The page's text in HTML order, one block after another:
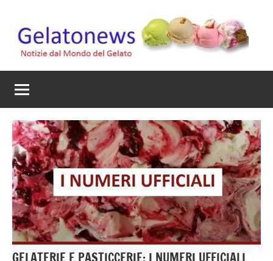
contenuto
Gelato
News
mondo
del
gelato
artigianale